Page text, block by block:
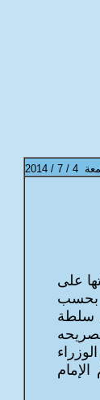
4
/ 7 / 2014
على
بحسب
سلطة